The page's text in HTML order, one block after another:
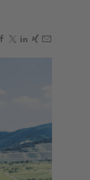
Den Beitrag
Den Beitrag
Den Beitrag
DenDen